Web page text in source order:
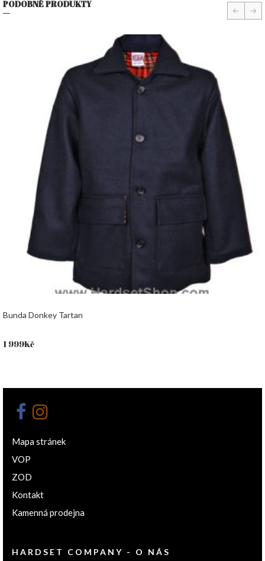
PODOBNÉ PRODUKTY
Bunda Donkey Tartan
1 999Kč
prev
Mapa stránek
VOP
ZOD
Kontakt
Kamenná prodejna
HARDSET COMPANY - O NÁS